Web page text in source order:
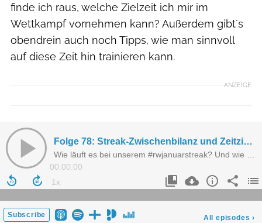
finde ich raus, welche Zielzeit ich mir im
Wettkampf vornehmen kann? Außerdem gibt´s
obendrein auch noch Tipps, wie man sinnvoll
auf diese Zeit hin trainieren kann.
ANZEIGE